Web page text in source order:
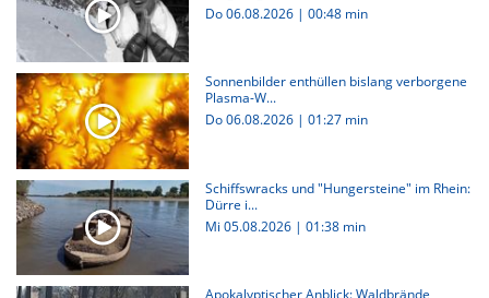
Do 06.08.2026 | 00:48 min
Sonnenbilder enthüllen bislang verborgene
Plasma-W...
Do 06.08.2026 | 01:27 min
Schiffswracks und "Hungersteine" im Rhein:
Dürre i...
Mi 05.08.2026 | 01:38 min
Apokalyptischer Anblick: Waldbrände